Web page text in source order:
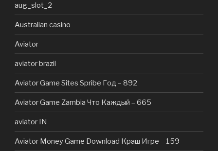
aug_slot_2
Australian casino
Aviator
aviator brazil
Aviator Game Sites Spribe Год – 892
Aviator Game Zambia Что Каждый – 665
aviator IN
Aviator Money Game Download Краш Игре – 159